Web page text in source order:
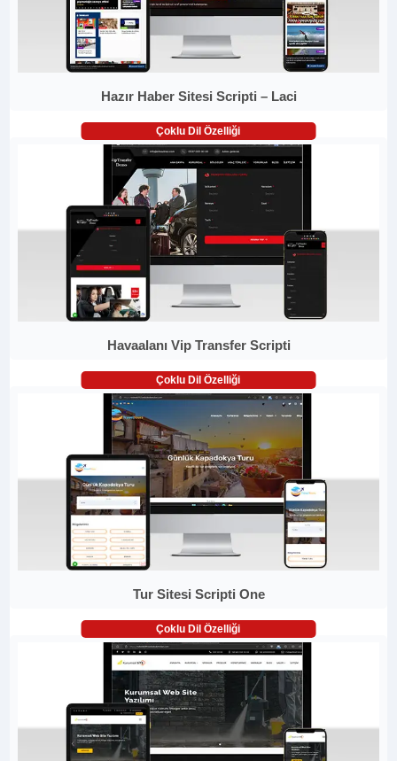
Hazır Haber Sitesi Scripti – Laci
Çoklu Dil Özelliği
Havaalanı Vip Transfer Scripti
Çoklu Dil Özelliği
Tur Sitesi Scripti One
Çoklu Dil Özelliği